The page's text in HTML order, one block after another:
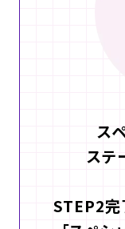
ス
ステ
STEP2完